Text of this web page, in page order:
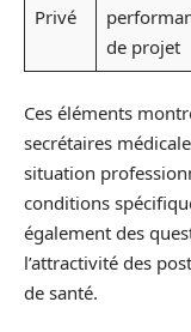
Privé
de projet
Ces éléments
secrétaires
situation
conditions
également des
l’attractivité des
de santé.